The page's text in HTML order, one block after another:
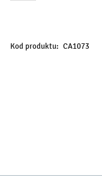
Kod produktu: CA1073